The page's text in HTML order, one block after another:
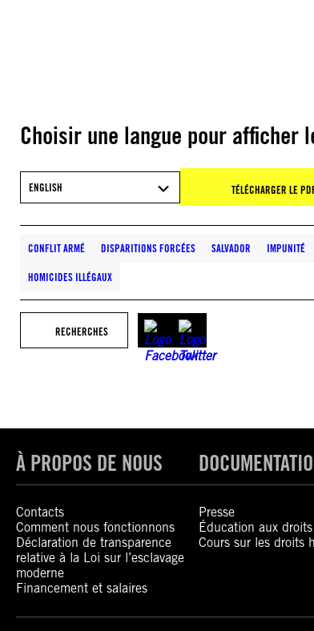
Choisir une langue pour afficher
ENGLISH TÉLÉCHARGER LE
CONFLIT ARMÉ DISPARITIONS FORCÉES SALVADOR IMPUNITÉ
HOMICIDES ILLÉGAUX
RECHERCHES
À PROPOS DE NOUS
Contacts
Comment nous fonctionnons
Déclaration de transparence
relative à la Loi sur l’esclavage
moderne
Financement et salaires
Presse
Éducation aux
Cours sur les droits